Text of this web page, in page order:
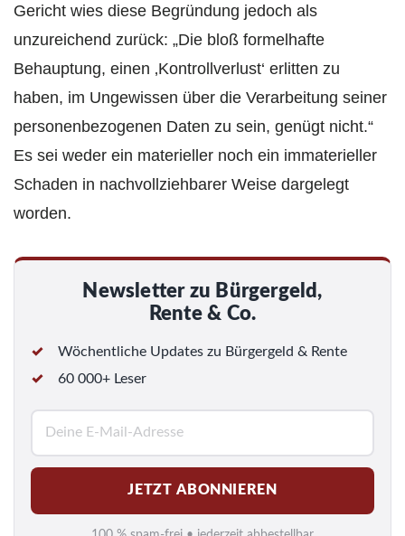
Gericht wies diese Begründung jedoch als
unzureichend zurück: „Die bloß formelhafte
Behauptung, einen ‚Kontrollverlust‘ erlitten zu
haben, im Ungewissen über die Verarbeitung seiner
personenbezogenen Daten zu sein, genügt nicht.“
Es sei weder ein materieller noch ein immaterieller
Schaden in nachvollziehbarer Weise dargelegt
worden.
Newsletter zu Bürgergeld,
Rente & Co.
Wöchentliche Updates zu Bürgergeld & Rente
60 000+ Leser
M
a
i
JETZT ABONNIEREN